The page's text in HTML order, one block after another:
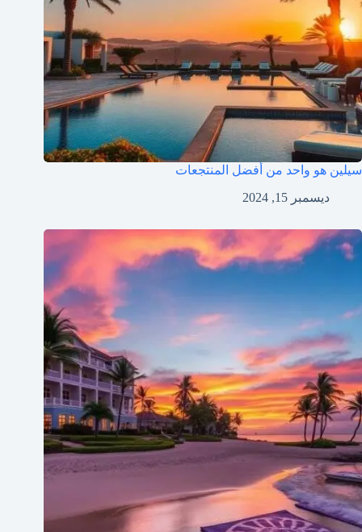
سيلين هو واحد من أفضل المنتجعات
ديسمبر 15, 2024